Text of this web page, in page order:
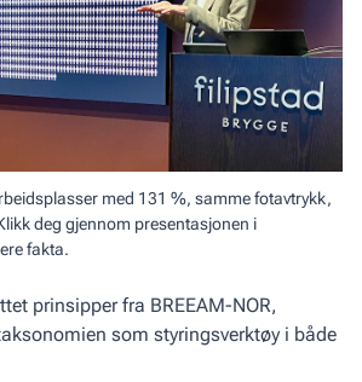
med 131 %, samme fotavtrykk,
deg gjennom presentasjonen i
fakta.
prinsipper fra BREEAM-NOR,
som styringsverktøy i både